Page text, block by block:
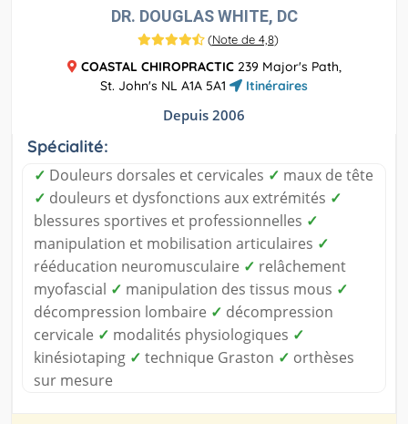
DR. DOUGLAS WHITE, DC
(Note de 4,8)
COASTAL CHIROPRACTIC239 Major's Path,
St. John's NL A1A 5A1
Itinéraires
Depuis 2006
Spécialité:
✓ Douleurs dorsales et cervicales ✓ maux de tête
✓ douleurs et dysfonctions aux extrémités ✓
blessures sportives et professionnelles ✓
manipulation et mobilisation articulaires ✓
rééducation neuromusculaire ✓ relâchement
myofascial ✓ manipulation des tissus mous ✓
décompression lombaire ✓ décompression
cervicale ✓ modalités physiologiques ✓
kinésiotaping ✓ technique Graston ✓ orthèses
sur mesure